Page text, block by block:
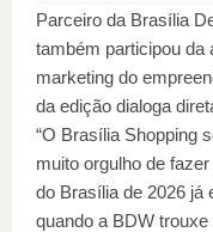
Parceiro da Brasília
também participou da
marketing do
da edição dialoga
“O Brasília Shopping
muito orgulho de
do Brasília de 2026 já
quando a BDW